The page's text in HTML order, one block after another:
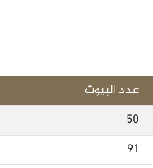
عدد البيوت
50
91